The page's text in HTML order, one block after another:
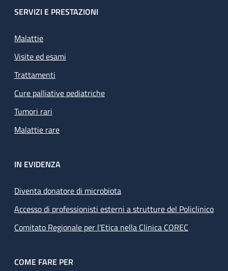
SERVIZI E PRESTAZIONI
Malattie
Visite ed esami
Trattamenti
Cure palliative pediatriche
Tumori rari
Malattie rare
IN EVIDENZA
Diventa donatore di microbiota
Accesso di professionisti esterni a strutture del Policlinico
Comitato Regionale per l’Etica nella Clinica COREC
COME FARE PER